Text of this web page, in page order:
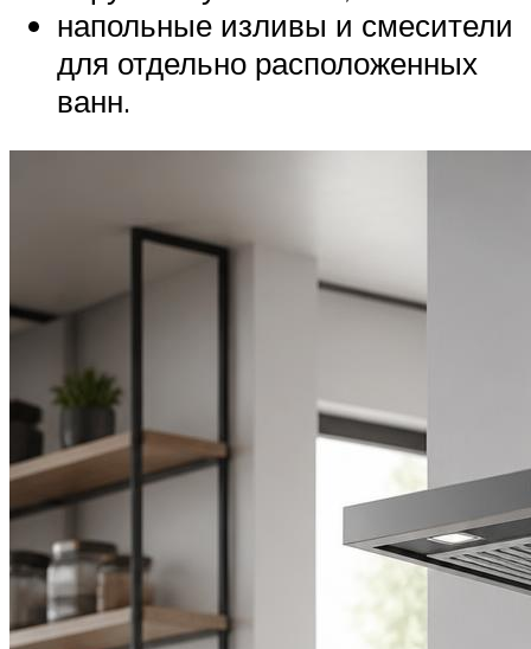
напольные изливы и смесители
для отдельно расположенных
ванн.